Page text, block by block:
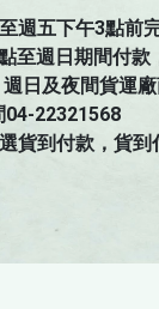
週五下午3點前
至週日期間付款
日及夜間貨運
04-22321568
貨到付款，貨到